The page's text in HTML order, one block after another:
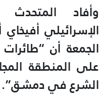
وأفاد
الإسرائيلي
الجمعة أن
على المنطقة
الشرع في دمشق”.